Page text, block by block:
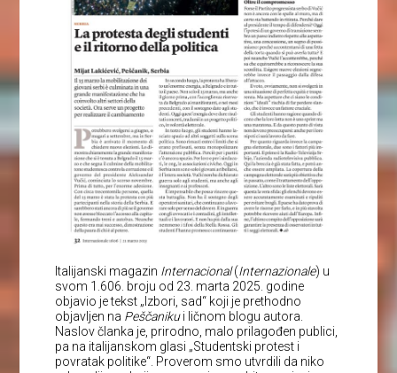
Italijanski magazin Internacional(Internazionale) u
svom 1.606. broju od 23. marta 2025. godine
objavio je tekst „Izbori, sad“ koji je prethodno
objavljen na Peščanikui ličnom blogu autora.
Naslov članka je, prirodno, malo prilagođen publici,
pa na italijanskom glasi „Studentski protest i
povratak politike“. Proverom smo utvrdili da niko